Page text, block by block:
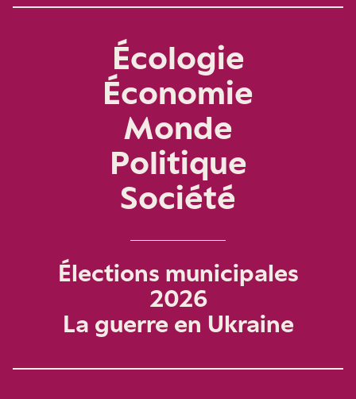
Écologie
Économie
Monde
Politique
Société
Élections municipales
2026
La guerre en Ukraine